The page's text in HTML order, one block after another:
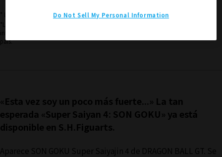
* La edad objetivo para este producto es de 15 años en adelante.
*La información listada es la información de lanzamiento en Japón. Consulte la
información del área de ventas para conocer la situación de las ventas en cada
país.
«Esta vez soy un poco más fuerte...» La tan
esperada «Super Saiyan 4: SON GOKU» ya está
disponible en S.H.Figuarts.
Aparece SON GOKU Super Saiyajin 4 de DRAGON BALL GT. Se
Do Not Sell My Personal Information